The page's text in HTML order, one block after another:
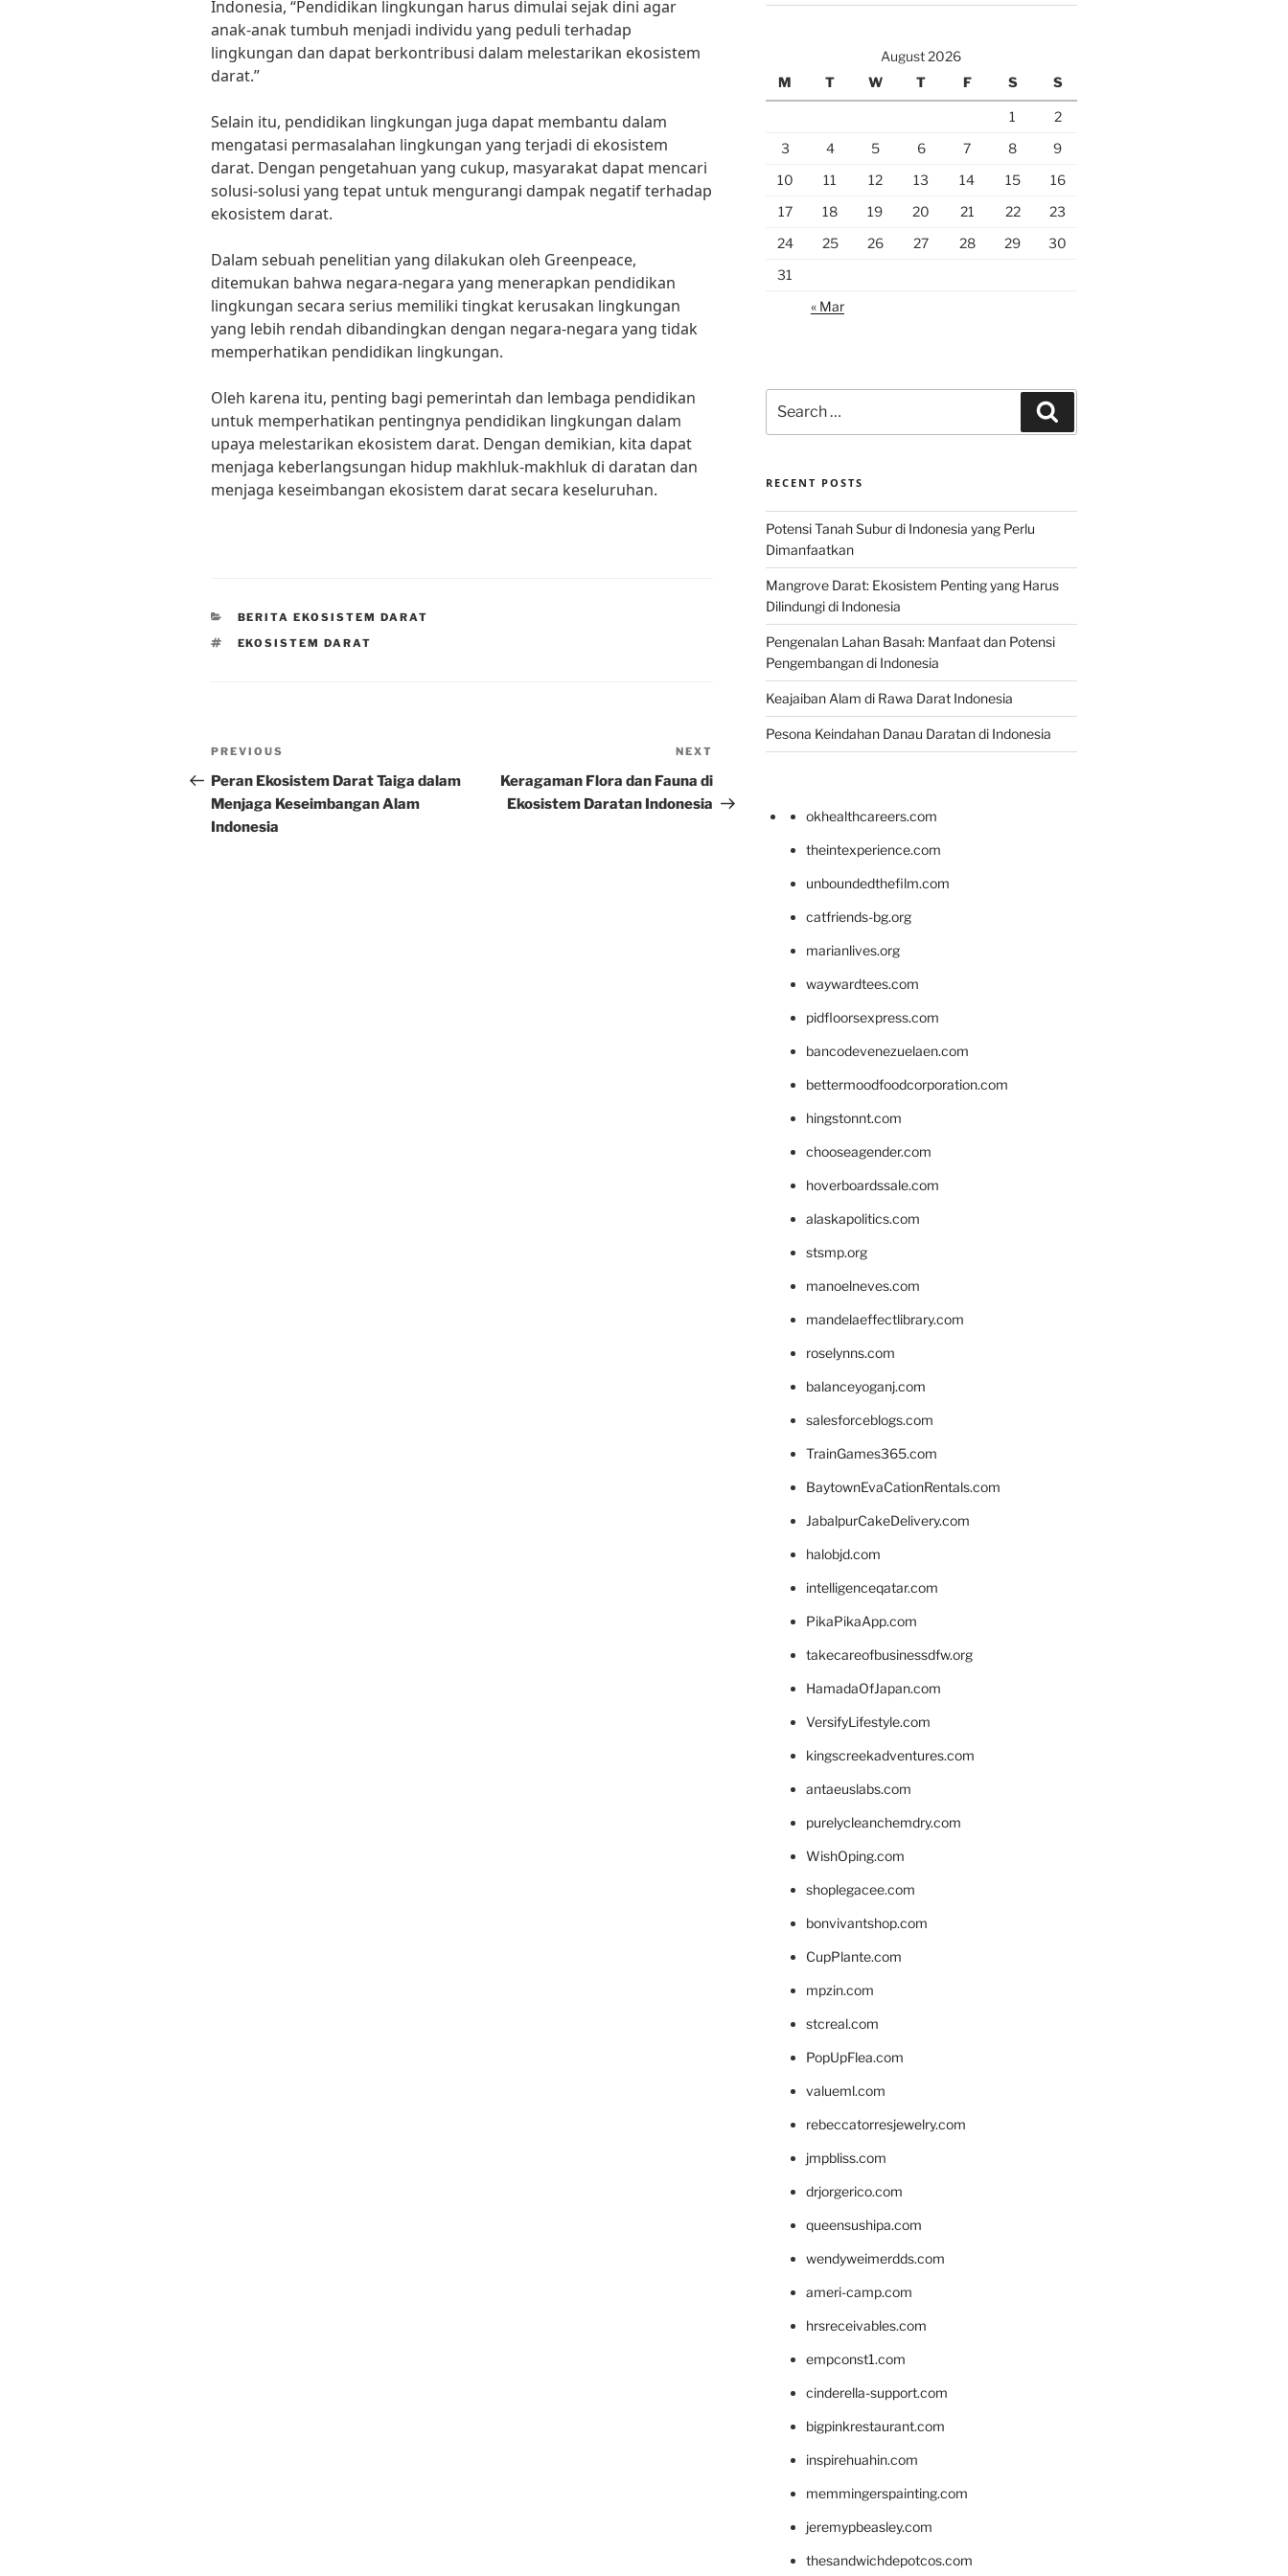
Indonesia, “Pendidikan lingkungan harus dimulai sejak dini agar
anak-anak tumbuh menjadi individu yang peduli terhadap
lingkungan dan dapat berkontribusi dalam melestarikan ekosistem
darat.”
Selain itu, pendidikan lingkungan juga dapat membantu dalam
mengatasi permasalahan lingkungan yang terjadi di ekosistem
darat. Dengan pengetahuan yang cukup, masyarakat dapat mencari
solusi-solusi yang tepat untuk mengurangi dampak negatif terhadap
ekosistem darat.
Dalam sebuah penelitian yang dilakukan oleh Greenpeace,
ditemukan bahwa negara-negara yang menerapkan pendidikan
lingkungan secara serius memiliki tingkat kerusakan lingkungan
yang lebih rendah dibandingkan dengan negara-negara yang tidak
memperhatikan pendidikan lingkungan.
Oleh karena itu, penting bagi pemerintah dan lembaga pendidikan
untuk memperhatikan pentingnya pendidikan lingkungan dalam
upaya melestarikan ekosistem darat. Dengan demikian, kita dapat
menjaga keberlangsungan hidup makhluk-makhluk di daratan dan
menjaga keseimbangan ekosistem darat secara keseluruhan.
CATEGORIES
BERITA EKOSISTEM DARAT
TAGS
EKOSISTEM DARAT
Post
navigation
Previous
Post
PREVIOUS
Peran Ekosistem Darat Taiga dalam
Menjaga Keseimbangan Alam
Indonesia
Post
NEXT
Keragaman Flora dan Fauna di
Ekosistem Daratan Indonesia
August 2026
M
T W T F S S
1
2
3
4 5 6 7 8
9
10
11 12 13 14 15
16
17
18 19 20 21 22
23
24
25 26 27 28 29
30
31
« Mar
for:
RECENT POSTS
Potensi Tanah Subur di Indonesia yang Perlu
Dimanfaatkan
Mangrove Darat: Ekosistem Penting yang Harus
Dilindungi di Indonesia
Pengenalan Lahan Basah: Manfaat dan Potensi
Pengembangan di Indonesia
Keajaiban Alam di Rawa Darat Indonesia
Pesona Keindahan Danau Daratan di Indonesia
okhealthcareers.com
theintexperience.com
unboundedthefilm.com
catfriends-bg.org
marianlives.org
waywardtees.com
pidfloorsexpress.com
bancodevenezuelaen.com
bettermoodfoodcorporation.com
hingstonnt.com
chooseagender.com
hoverboardssale.com
alaskapolitics.com
stsmp.org
manoelneves.com
mandelaeffectlibrary.com
roselynns.com
balanceyoganj.com
salesforceblogs.com
TrainGames365.com
BaytownEvaCationRentals.com
JabalpurCakeDelivery.com
halobjd.com
intelligenceqatar.com
PikaPikaApp.com
takecareofbusinessdfw.org
HamadaOfJapan.com
VersifyLifestyle.com
kingscreekadventures.com
antaeuslabs.com
purelycleanchemdry.com
WishOping.com
shoplegacee.com
bonvivantshop.com
CupPlante.com
mpzin.com
stcreal.com
PopUpFlea.com
valueml.com
rebeccatorresjewelry.com
jmpbliss.com
drjorgerico.com
queensushipa.com
wendyweimerdds.com
ameri-camp.com
hrsreceivables.com
empconst1.com
cinderella-support.com
bigpinkrestaurant.com
inspirehuahin.com
memmingerspainting.com
jeremypbeasley.com
thesandwichdepotcos.com